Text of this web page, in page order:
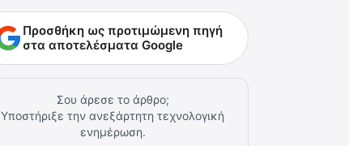
Προσθήκη ως προτιμώμενη πηγή
στα αποτελέσματα Google
Σου άρεσε το άρθρο;
Υποστήριξε την ανεξάρτητη τεχνολογική
ενημέρωση.